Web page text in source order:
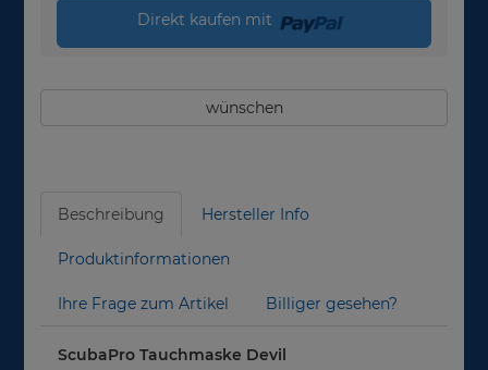
Direkt kaufen mit
wünschen
Beschreibung Hersteller Info
Produktinformationen
Ihre Frage zum Artikel Billiger gesehen?
ScubaPro Tauchmaske Devil